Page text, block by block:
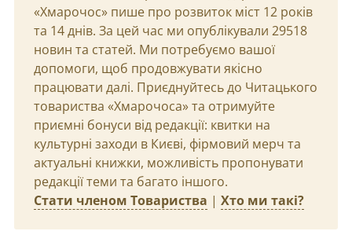
«Хмарочос» пише про розвиток міст 12 років
та 14 днів. За цей час ми опублікували 29518
новин та статей. Ми потребуємо вашої
допомоги, щоб продовжувати якісно
працювати далі. Приєднуйтесь до Читацького
товариства «Хмарочоса» та отримуйте
приємні бонуси від редакції: квитки на
культурні заходи в Києві, фірмовий мерч та
актуальні книжки, можливість пропонувати
редакції теми та багато іншого.
Стати членом Товариства | Хто ми такі?